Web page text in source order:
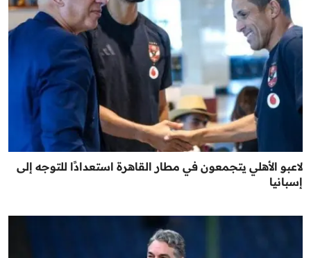
لاعبو الأهلي يتجمعون في مطار القاهرة استعدادًا للتوجه إلى
إسبانيا